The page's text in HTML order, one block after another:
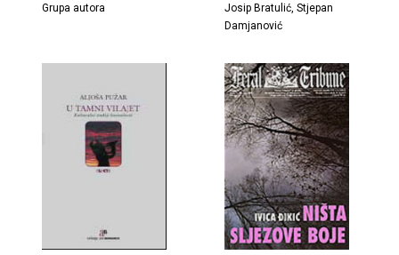
Grupa autora
Josip Bratulić, Stjepan
Damjanović